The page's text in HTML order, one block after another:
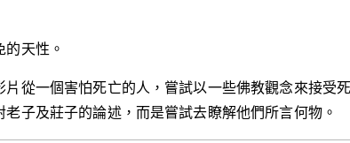
天性。
從一個害怕死亡的人，嘗試以一些佛教觀念來接受
子及莊子的論述，而是嘗試去瞭解他們所言何物。